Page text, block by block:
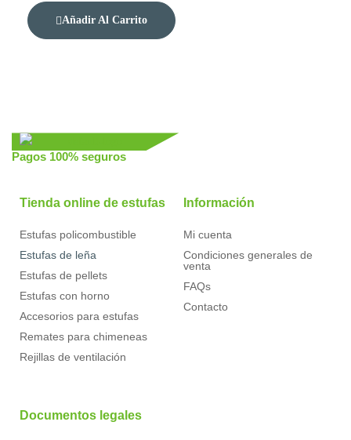
Añadir Al Carrito
Pagos 100% seguros
Tienda online de estufas
Estufas policombustible
Estufas de leña
Estufas de pellets
Estufas con horno
Accesorios para estufas
Remates para chimeneas
Rejillas de ventilación
Información
Mi cuenta
Condiciones generales de
venta
FAQs
Contacto
Documentos legales